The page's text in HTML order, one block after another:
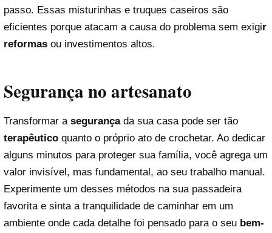
passo. Essas misturinhas e truques caseiros são
eficientes porque atacam a causa do problema sem exigir
reformas ou investimentos altos.
Segurança no artesanato
Transformar a segurança da sua casa pode ser tão
terapêutico quanto o próprio ato de crochetar. Ao dedicar
alguns minutos para proteger sua família, você agrega um
valor invisível, mas fundamental, ao seu trabalho manual.
Experimente um desses métodos na sua passadeira
favorita e sinta a tranquilidade de caminhar em um
ambiente onde cada detalhe foi pensado para o seu bem-